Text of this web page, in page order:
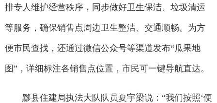
排专人维护经营秩序，同步做好卫生保洁、垃圾清运
等服务，确保销售点周边卫生整洁、交通顺畅。为方
便市民查找，还通过微信公众号等渠道发布“瓜果地
图”，详细标注各销售点位置，市民可一键导航直达。
黟县住建局执法大队队员夏宇梁说：“我们按照‘便